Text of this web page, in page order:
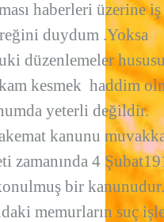
haberleri üzerine
duydum .Yoksa
düzenlemeler
kesmek haddim
yeterli değildir.
kanunu
zamanında 4
bir kanunudur.
memurların suç